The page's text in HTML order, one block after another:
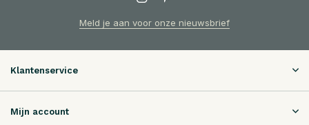
Meld je aan voor onze nieuwsbrief
Klantenservice
Mijn account